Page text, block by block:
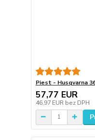
Piest - Husqvarna
57,77 EUR
46,97 EUR bez DPH